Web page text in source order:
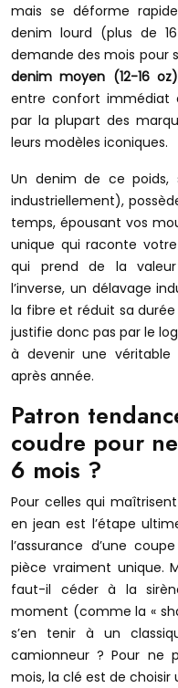
mais se déforme
denim lourd (plus de
demande des mois pour
denim moyen (12-16 oz)
entre confort immédiat
par la plupart des
leurs modèles iconiques.
Un denim de ce poids,
industriellement),
temps, épousant vos
unique qui raconte
qui prend de la
l’inverse, un délavage
la fibre et réduit sa
justifie donc pas par le
à devenir une véritable
après année.
Patron
coudre pour
6 mois ?
Pour celles qui
en jean est l’étape
l’assurance d’une
pièce vraiment unique.
faut-il céder à la
moment (comme la «
s’en tenir à un
camionneur ? Pour ne
mois, la clé est de choisir